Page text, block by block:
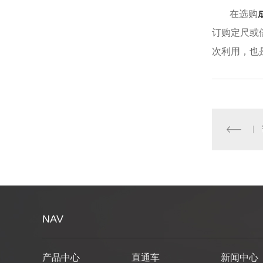
在选购
订购定尺或
次利用，也
NAV
产品中心 直通车 新闻中心